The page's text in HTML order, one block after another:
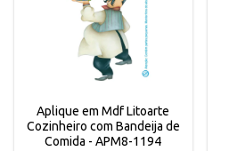
Aplique em Mdf Litoarte
Cozinheiro com Bandeija de
Comida - APM8-1194